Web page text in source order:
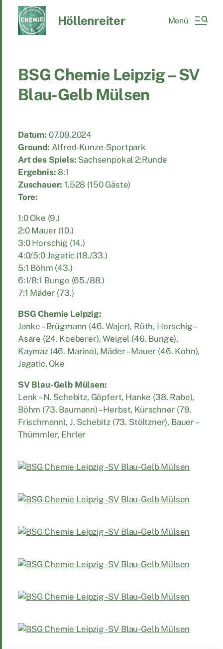
Höllenreiter Menü
BSG Chemie Leipzig – SV
Blau-Gelb Mülsen
Datum: 07.09.2024
Ground: Alfred-Kunze-Sportpark
Art des Spiels: Sachsenpokal 2:Runde
Ergebnis: 8:1
Zuschauer: 1.528 (150 Gäste)
Tore:
1:0 Oke (9.)
2:0 Mauer (10.)
3:0 Horschig (14.)
4:0/5:0 Jagatic (18./33.)
5:1 Böhm (43.)
6:1/8:1 Bunge (65./88.)
7:1 Mäder (73.)
BSG Chemie Leipzig:
Janke – Brügmann (46. Wajer), Rüth, Horschig –
Asare (24. Koeberer), Weigel (46. Bunge),
Kaymaz (46. Marino), Mäder – Mauer (46. Kohn),
Jagatic, Oke
SV Blau-Gelb Mülsen:
Lenk – N. Schebitz, Göpfert, Hanke (38. Rabe),
Böhm (73. Baumann) – Herbst, Kürschner (79.
Frischmann), J. Schebitz (73. Stöltzner), Bauer –
Thümmler, Ehrler